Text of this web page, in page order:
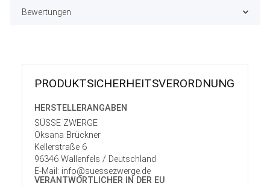
Bewertungen
PRODUKT­SICHER­HEITS­VER­ORD­NUNG
HERSTELLER­ANGABEN
SÜSSE ZWERGE
Oksana Brückner
Kellerstraße 6
96346 Wallenfels / Deutschland
E-Mail: info@suessezwerge.de
VERANTWORT­LICHER IN DER EU